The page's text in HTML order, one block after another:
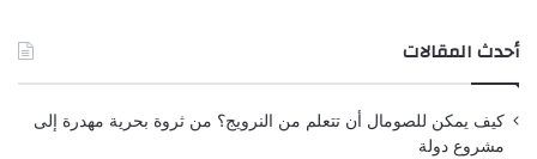
أحدث المقالات
كيف يمكن للصومال أن تتعلم من النرويج؟ من ثروة بحرية مهدرة إلى
مشروع دولة